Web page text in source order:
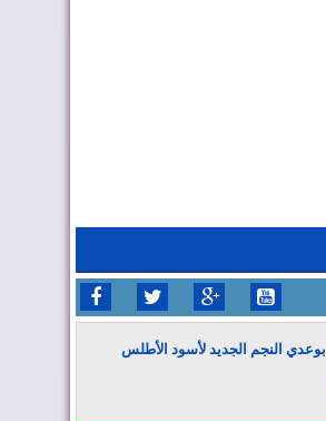
بوعدي النجم الجديد لأسود الأطلس